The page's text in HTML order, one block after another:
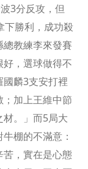
3分反攻，但
下勝利，成功殺
教練李來發賽
，選球做得不
麟3支安打裡
加上王維中節
。」而5局大
棚的不滿意：
苦，實在是心態